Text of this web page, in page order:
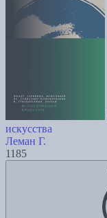
искусства
Леман Г.
1185